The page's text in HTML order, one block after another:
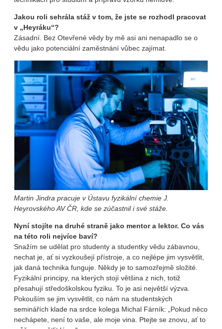
Jakou roli sehrála stáž v tom, že jste se rozhodl pracovat
v „Heyráku“?
Zásadní. Bez Otevřené vědy by mě asi ani nenapadlo se o
vědu jako potenciální zaměstnání vůbec zajímat.
Martin Jindra pracuje v Ústavu fyzikální chemie J.
Heyrovského AV ČR, kde se zúčastnil i své stáže.
Nyní stojíte na druhé straně jako mentor a lektor. Co vás
na této roli nejvíce baví?
Snažím se udělat pro studenty a studentky vědu zábavnou,
nechat je, ať si vyzkoušejí přístroje, a co nejlépe jim vysvětlit,
jak daná technika funguje. Někdy je to samozřejmě složité.
Fyzikální principy, na kterých stojí většina z nich, totiž
přesahují středoškolskou fyziku. To je asi největší výzva.
Pokouším se jim vysvětlit, co nám na studentských
seminářích klade na srdce kolega Michal Fárník: „Pokud něco
nechápete, není to vaše, ale moje vina. Ptejte se znovu, ať to